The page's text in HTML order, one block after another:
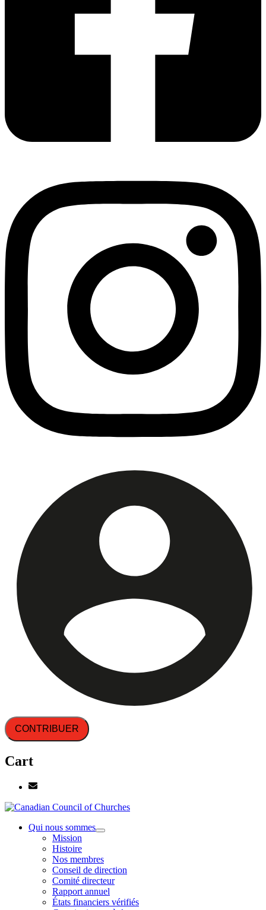
CONTRIBUER
Cart
Qui nous sommes
Mission
Histoire
Nos membres
Conseil de direction
Comité directeur
Rapport annuel
États financiers vérifiés